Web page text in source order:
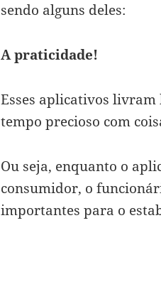
sendo alguns deles:
A praticidade!
Esses aplicativos
tempo precioso com
Ou seja, enquanto o
consumidor, o
importantes para o